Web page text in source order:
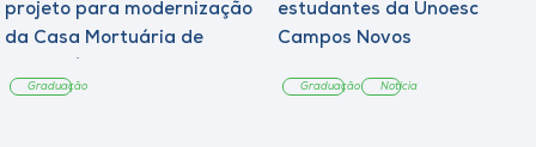
projeto para modernização
da Casa Mortuária de
Graduação
estudantes da Unoesc
Campos Novos
Graduação Notícia